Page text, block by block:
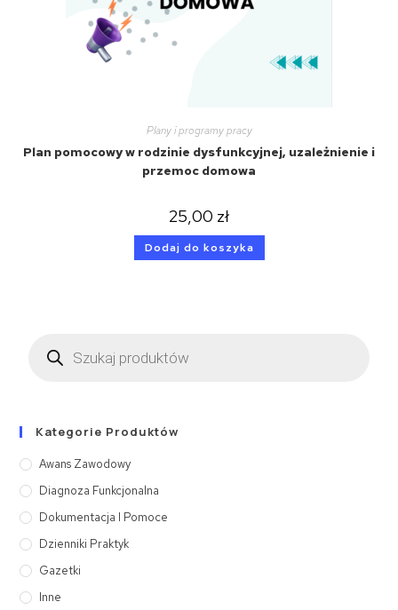
Plany i programy pracy
Plan pomocowy w rodzinie dysfunkcyjnej, uzależnienie i
przemoc domowa
25,00 zł
Dodaj do koszyka
Kategorie Produktów
Awans Zawodowy
Diagnoza Funkcjonalna
Dokumentacja I Pomoce
Dzienniki Praktyk
Gazetki
Inne